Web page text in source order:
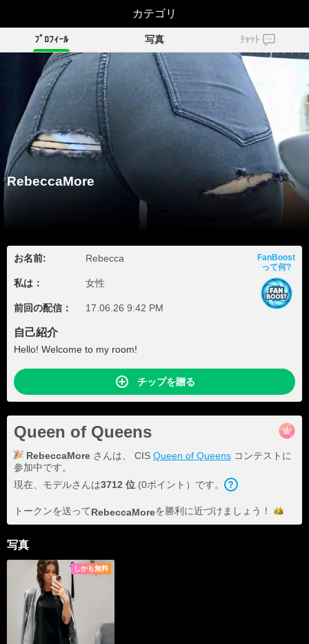
RebeccaMore
ﾌﾟﾛﾌｨｰﾙ 写真 ﾁｬｯﾄ
RebeccaMore
お名前: Rebecca
私は： 女性
前回の配信： 17.06.26 9:42 PM
FanBoost
って何?
自己紹介
Hello! Welcome to my room!
チップを贈る
Queen of Queens
RebeccaMore さんは、 CIS Queen of Queens コンテストに
参加中です。
現在、モデルさんは3712 位 (0ポイント）です。
トークンを送ってRebeccaMoreを勝利に近づけま しょう！
写真
しかも無料
カテゴリ